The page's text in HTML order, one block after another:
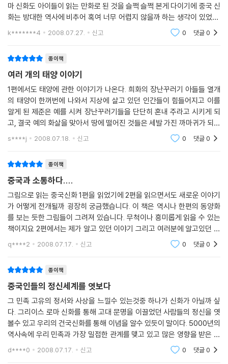
이 책의 원래 제목은 《中國各民族神話》입니다. 드넓은 땅과 인구를 거
느리고 있는 중국에는 공식적으로 확인된 것만으로도 200여 개가 넘는 민
족이 살고 있다고 합니다. 이 책에 등장하는 많은 신들은 서로 다른 민족들
가운데 그들의 신화와 전설도 서로 섞이기 시작했습니다. 이후 중국 고대
신화들은 《산해경》 《좌전》 《여씨춘추》 《회남자》 《목천자전》 《사기》 등의
저술에 실리는데, 이 기록들은 배경이 되는 시대나 사실 관계 심지어는 거
기에 담겨 있는 염원도 다릅니다. 이런 까닭에 《그림으로 읽는 중국 신화 1·
2》에는 비슷하면서도 서로 다른 이야기들이 나오기도 합니다. 이 책의 1권
과 2권에서 태양이 원래는 열 개가 있었다는 이야기와 열두 개가 있었다는
이야기가 나란히 나오는 것도 그런 예입니다.
마 신화도 아이들이 읽는 만화로 된 것을 슬쩍 슬쩍 본게 다이기에 중국 신
화는 방대한 역사에 비추어 혹여 너무 어렵지 않을까 하는 생각이 있었다.
하지만 글만 적혀 있는게 아니라 다양한 사람이 그린 그림이 함께 있어 그
k*******4 2008.07.27. 신고 0 댓글0
종이책
여러 개의 태양 이야기
1편에서도 태양에 관한 이야기가 나온다. 희화의 장난꾸러기 아들들 열개
의 태양이 한꺼번에 나와서 지상에 살고 있던 인간들이 힘들어지고 이를
알게 된 제준은 예를 시켜 장난꾸러기들을 단단히 혼내 주라고 시키게 되
고, 결국 예의 화살을 맞아서 땅에 떨어진 것들은 세발 가진 까마귀가 되어
서 태양의 영혼이라고 믿었다고 한다. 그런데 2편에서도 이번엔 태양의 숫
자가 다르지만
s****j 2008.07.18. 신고 0 댓글0
종이책
중국과 소통하다....
그림으로 읽는 중국신화 1편을 읽었기에 2편을 읽으면서도 새로운 이야기
가 어떻게 전개될까 굉장히 궁금했습니다. 이 책은 역시나 한편의 동양화
를 보는 듯한 그림들이 그려져 있습니다. 무척이나 흥미롭게 읽을 수 있는
책이지요 2편에서는 제가 알고 있던 이야기 그리고 여러분에 알고있던 이
야기도 여러편 나옵니다. 그중에서도 견우와 직녀는 우리가 알고있던 이야
기와 비
q****2 2008.07.17. 신고 0 댓글0
종이책
중국인들의 정신세계를 엿보다
그 민족 고유의 정서와 사상을 느낄수 있는것중 하나가 신화가 아닐까 싶
다. 그리이스 로마 신화를 통해 고대 문명을 이끌었던 사람들의 정신을 엿
볼수 있고 우리의 건국신화를 통해 이념을 알수 있듯이 말이다. 5000년의
역사속에 우리 민족과 가장 밀접한 관계를 맺고 있고 많은 영향을 받은 나
라를 꼽는다면 단연 중국일것이다. 하지만 정작 우린 중국에 대해서 아는
d****0 2008.07.17. 신고 0 댓글0